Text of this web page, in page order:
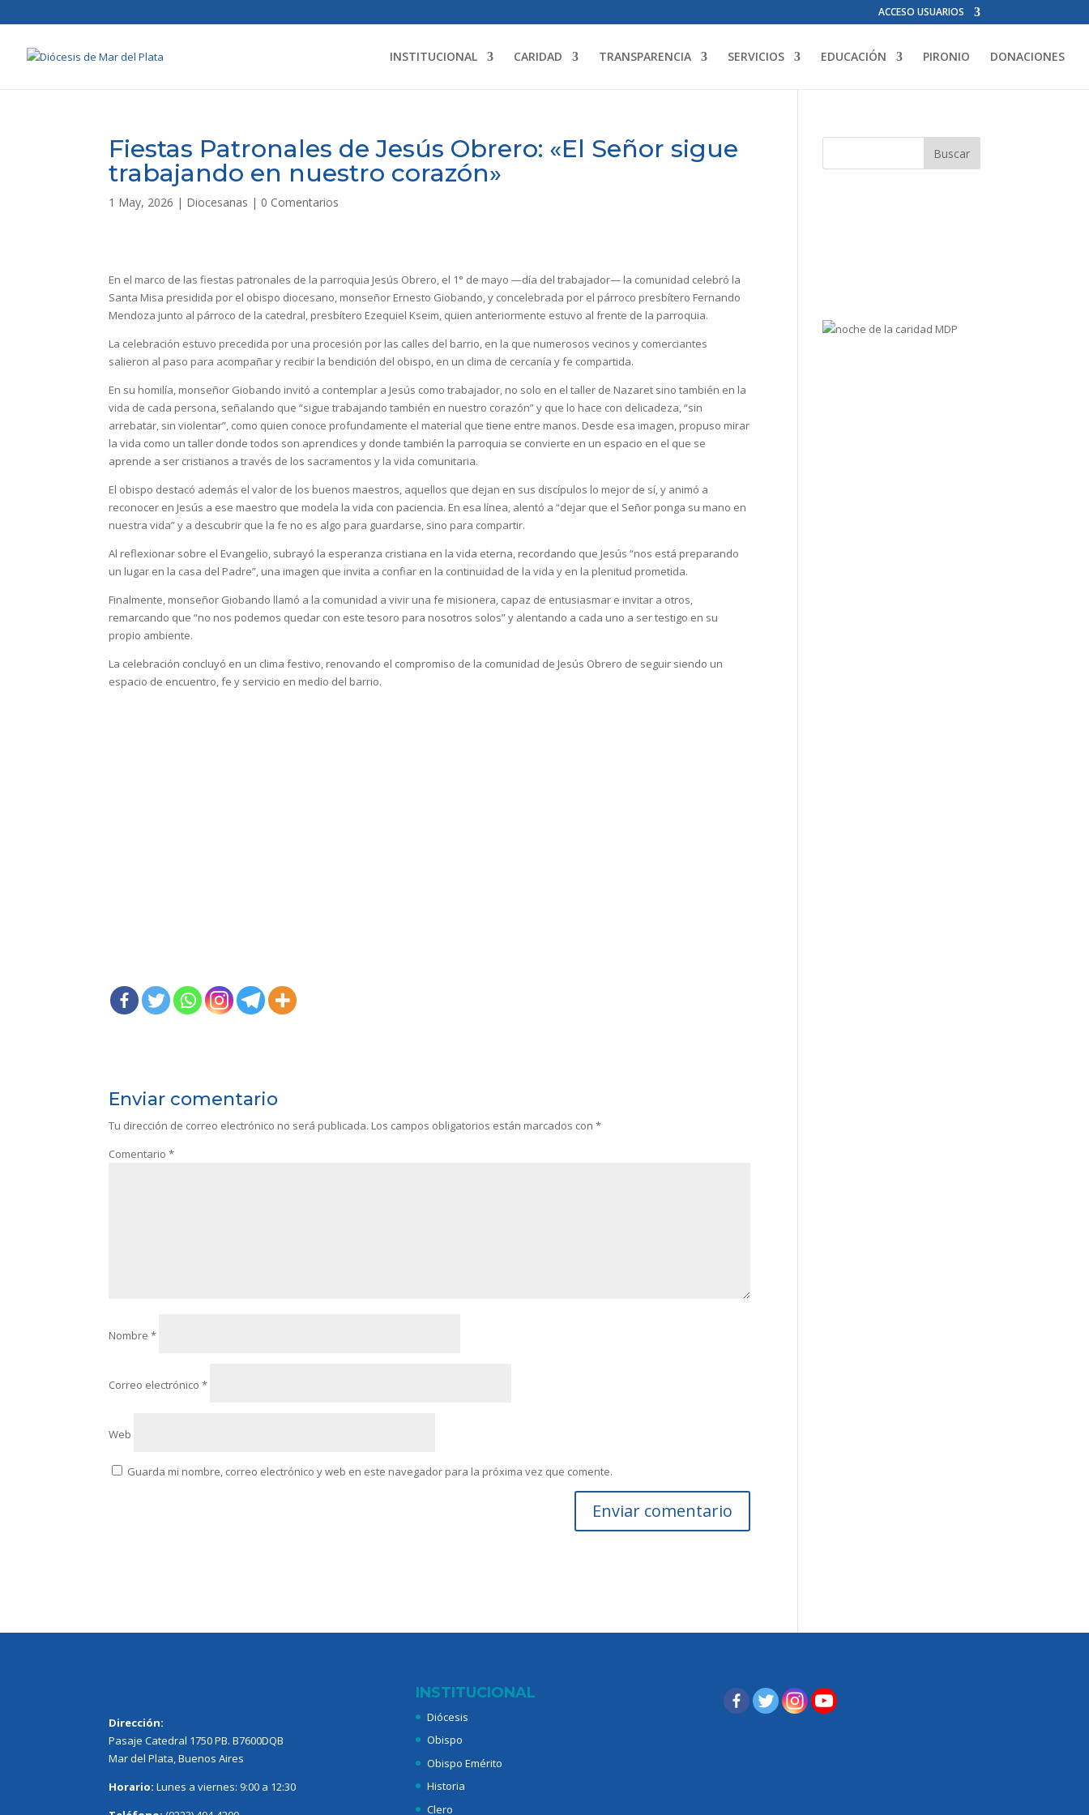
ACCESO USUARIOS
INSTITUCIONAL CARIDAD TRANSPARENCIA SERVICIOS EDUCACIÓN PIRONIO DONACIONES
Fiestas Patronales de Jesús Obrero: «El Señor sigue
trabajando en nuestro corazón»
1 May, 2026 | Diocesanas | 0 Comentarios
En el marco de las fiestas patronales de la parroquia Jesús Obrero, el 1° de mayo —día del trabajador— la comunidad celebró la
Santa Misa presidida por el obispo diocesano, monseñor Ernesto Giobando, y concelebrada por el párroco presbítero Fernando
Mendoza junto al párroco de la catedral, presbítero Ezequiel Kseim, quien anteriormente estuvo al frente de la parroquia.
La celebración estuvo precedida por una procesión por las calles del barrio, en la que numerosos vecinos y comerciantes
salieron al paso para acompañar y recibir la bendición del obispo, en un clima de cercanía y fe compartida.
En su homilía, monseñor Giobando invitó a contemplar a Jesús como trabajador, no solo en el taller de Nazaret sino también en la
vida de cada persona, señalando que “sigue trabajando también en nuestro corazón” y que lo hace con delicadeza, “sin
arrebatar, sin violentar”, como quien conoce profundamente el material que tiene entre manos. Desde esa imagen, propuso mirar
la vida como un taller donde todos son aprendices y donde también la parroquia se convierte en un espacio en el que se
aprende a ser cristianos a través de los sacramentos y la vida comunitaria.
El obispo destacó además el valor de los buenos maestros, aquellos que dejan en sus discípulos lo mejor de sí, y animó a
reconocer en Jesús a ese maestro que modela la vida con paciencia. En esa línea, alentó a “dejar que el Señor ponga su mano en
nuestra vida” y a descubrir que la fe no es algo para guardarse, sino para compartir.
Al reflexionar sobre el Evangelio, subrayó la esperanza cristiana en la vida eterna, recordando que Jesús “nos está preparando
un lugar en la casa del Padre”, una imagen que invita a confiar en la continuidad de la vida y en la plenitud prometida.
Finalmente, monseñor Giobando llamó a la comunidad a vivir una fe misionera, capaz de entusiasmar e invitar a otros,
remarcando que “no nos podemos quedar con este tesoro para nosotros solos” y alentando a cada uno a ser testigo en su
propio ambiente.
La celebración concluyó en un clima festivo, renovando el compromiso de la comunidad de Jesús Obrero de seguir siendo un
espacio de encuentro, fe y servicio en medio del barrio.
Enviar comentario
Tu dirección de correo electrónico no será publicada. Los campos obligatorios están marcados con*
Comentario*
Nombre*
Correo electrónico*
Web
Guarda mi nombre, correo electrónico y web en este navegador para la próxima vez que comente.
Dirección:
Pasaje Catedral 1750 PB. B7600DQB
Mar del Plata, Buenos Aires
Horario:Lunes a viernes: 9:00 a 12:30
INSTITUCIONAL
Diócesis
Obispo
Obispo Emérito
Historia
Clero